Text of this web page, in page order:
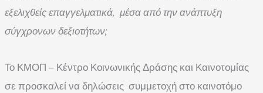
εξελιχθείς επαγγελματικά, μέσα από την ανάπτυξη
σύγχρονων δεξιοτήτων;
Το ΚΜΟΠ – Κέντρο Κοινωνικής Δράσης και Καινοτομίας
σε προσκαλεί να δηλώσεις συμμετοχή στο καινοτόμο